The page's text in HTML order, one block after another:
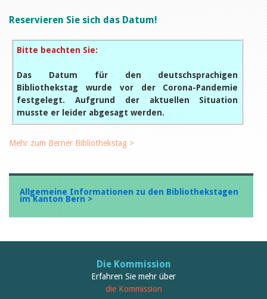
biblioBE nutzen
Reservieren Sie sich das Datum!
Bitte beachten Sie:
Das Datum für den deutschsprachigen
Bibliothekstag wurde vor der Corona-Pandemie
festgelegt. Aufgrund der aktuellen Situation
musste er leider abgesagt werden.
Mehr zum Berner Bibliothekstag >
Allgemeine Informationen zu den Bibliothekstagen
im Kanton Bern >
Die Kommission
Erfahren Sie mehr über
die Kommission